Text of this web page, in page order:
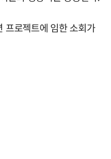
프로젝트에 임한 소회가